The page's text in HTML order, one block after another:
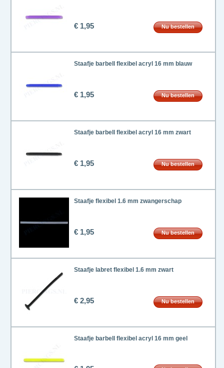
€ 1,95 Nu bestellen
Staafje barbell flexibel acryl 16 mm blauw
€ 1,95 Nu bestellen
Staafje barbell flexibel acryl 16 mm zwart
€ 1,95 Nu bestellen
Staafje flexibel 1.6 mm zwangerschap
€ 1,95 Nu bestellen
Staafje labret flexibel 1.6 mm zwart
€ 2,95 Nu bestellen
Staafje barbell flexibel acryl 16 mm geel